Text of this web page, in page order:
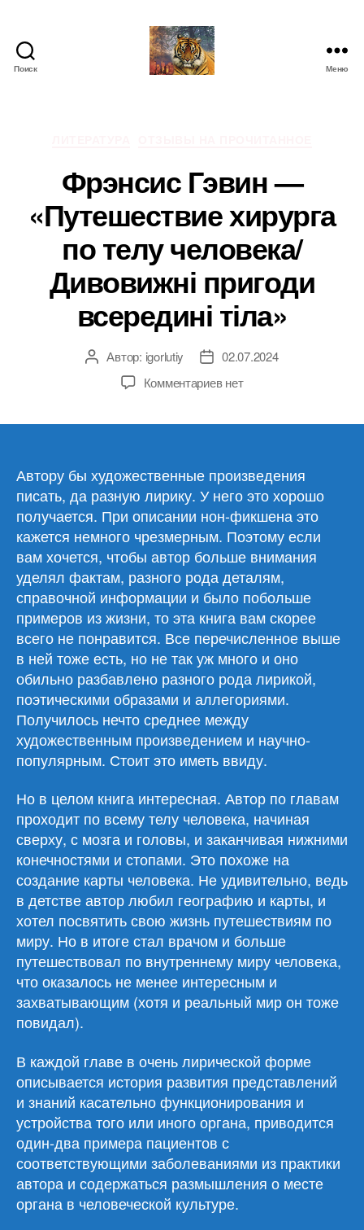
Поиск Меню
Фрэнсис Гэвин —
«Путешествие хирурга
по телу человека/
Дивовижні пригоди
всередині тіла»
Автор
записи
Автор: igorlutiy
Дата02.07.2024
Комментариевк
«Путешествие
по
телу
человека/
Дивовижні
пригоди
всередині
тіла»
нет
Автору бы художественные произведения
писать, да разную лирику. У него это хорошо
получается. При описании нон-фикшена это
кажется немного чрезмерным. Поэтому если
вам хочется, чтобы автор больше внимания
уделял фактам, разного рода деталям,
справочной информации и было побольше
примеров из жизни, то эта книга вам скорее
всего не понравится. Все перечисленное выше
в ней тоже есть, но не так уж много и оно
обильно разбавлено разного рода лирикой,
поэтическими образами и аллегориями.
Получилось нечто среднее между
художественным произведением и научно-
популярным. Стоит это иметь ввиду.
Но в целом книга интересная. Автор по главам
проходит по всему телу человека, начиная
сверху, с мозга и головы, и заканчивая нижними
конечностями и стопами. Это похоже на
создание карты человека. Не удивительно, ведь
в детстве автор любил географию и карты, и
хотел посвятить свою жизнь путешествиям по
миру. Но в итоге стал врачом и больше
путешествовал по внутреннему миру человека,
что оказалось не менее интересным и
захватывающим (хотя и реальный мир он тоже
повидал).
В каждой главе в очень лирической форме
описывается история развития представлений
и знаний касательно функционирования и
устройства того или иного органа, приводится
один-два примера пациентов с
соответствующими заболеваниями из практики
автора и содержаться размышления о месте
органа в человеческой культуре.